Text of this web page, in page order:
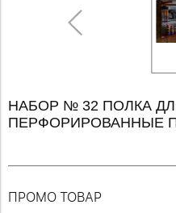
НАБОР № 32 ПОЛКА
ПЕРФОРИРОВАННЫЕ
ПРОМО ТОВАР